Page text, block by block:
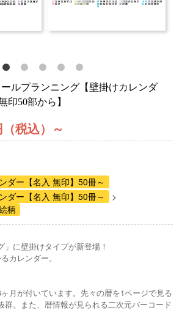
ールプランニング【壁掛けカレンダ
印50部から】
税込） ～
ダー【名入 無印】50冊～
ダー【名入 無印】50冊～
柄
」に壁掛けタイプが新登場！
カレンダー。
月が付いています。先々の暦を1ページで見る
群。また、暦情報が見られる二次元バーコード